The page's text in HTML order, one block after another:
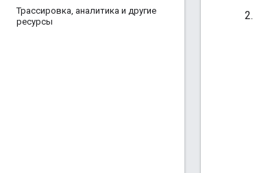
Трассировка, аналитика и другие
ресурсы